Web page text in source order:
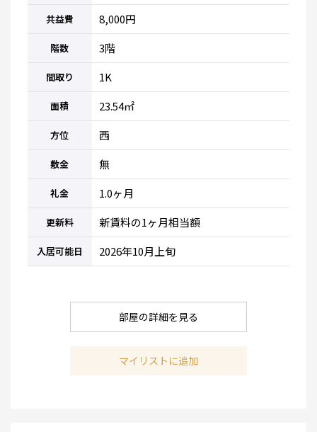
共益費 8,000円
階数 3階
間取り 1K
面積 23.54㎡
方位 西
敷金 無
礼金 1.0ヶ月
更新料 新賃料の1ヶ月相当額
入居可能日 2026年10月上旬
部屋の詳細を見る
マイリストに追加